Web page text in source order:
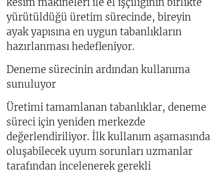
yürütüldüğü üretim sürecinde, bireyin
ayak yapısına en uygun tabanlıkların
hazırlanması hedefleniyor.
Deneme sürecinin ardından kullanıma
sunuluyor
Üretimi tamamlanan tabanlıklar, deneme
süreci için yeniden merkezde
değerlendiriliyor. İlk kullanım aşamasında
oluşabilecek uyum sorunları uzmanlar
tarafından incelenerek gerekli